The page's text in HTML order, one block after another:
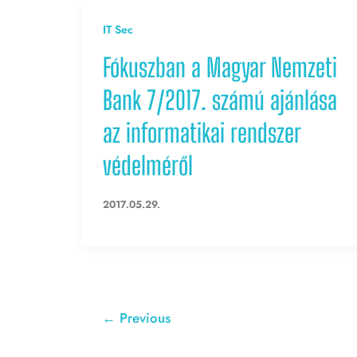
IT Sec
Fókuszban a Magyar Nemzeti
Bank 7/2017. számú ajánlása
az informatikai rendszer
védelméről
2017.05.29.
← Previous